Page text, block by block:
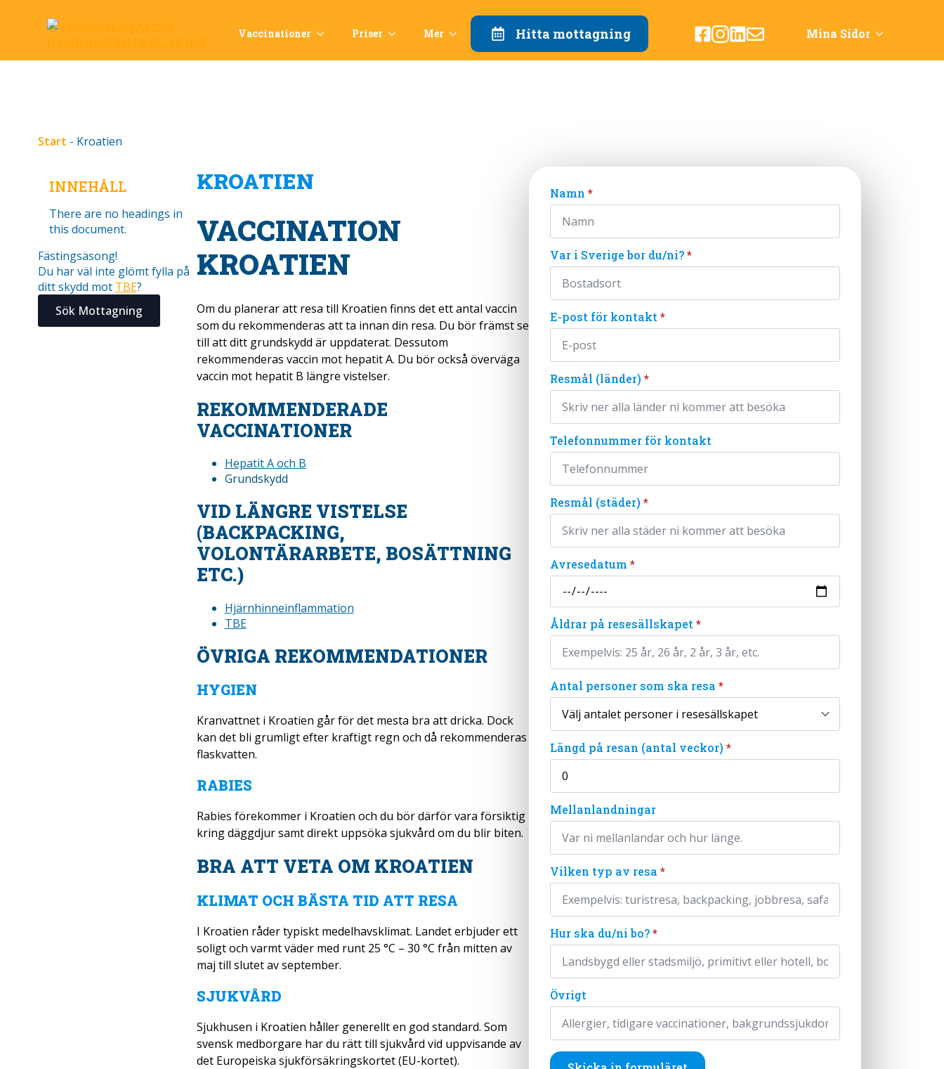
Vaccinationer Priser Mer Hitta mottagning Mina Sidor
Start - Kroatien
INNEHÅLL
There are no headings in
this document.
Fästingsäsong!
Du har väl inte glömt fylla på
ditt skydd mot TBE?
Sök Mottagning
KROATIEN
VACCINATION
KROATIEN
Om du planerar att resa till Kroatien finns det ett antal vaccin
som du rekommenderas att ta innan din resa. Du bör främst se
till att ditt grundskydd är uppdaterat. Dessutom
rekommenderas vaccin mot hepatit A. Du bör också överväga
vaccin mot hepatit B längre vistelser.
REKOMMENDERADE
VACCINATIONER
Hepatit A och B
Grundskydd
VID LÄNGRE VISTELSE
(BACKPACKING,
VOLONTÄRARBETE, BOSÄTTNING
ETC.)
Hjärnhinneinflammation
TBE
ÖVRIGA REKOMMENDATIONER
HYGIEN
Kranvattnet i Kroatien går för det mesta bra att dricka. Dock
kan det bli grumligt efter kraftigt regn och då rekommenderas
flaskvatten.
RABIES
Rabies förekommer i Kroatien och du bör därför vara försiktig
kring däggdjur samt direkt uppsöka sjukvård om du blir biten.
BRA ATT VETA OM KROATIEN
KLIMAT OCH BÄSTA TID ATT RESA
I Kroatien råder typiskt medelhavsklimat. Landet erbjuder ett
soligt och varmt väder med runt 25 °C – 30 °C från mitten av
maj till slutet av september.
SJUKVÅRD
Sjukhusen i Kroatien håller generellt en god standard. Som
svensk medborgare har du rätt till sjukvård vid uppvisande av
det Europeiska sjukförsäkringskortet (EU-kortet).
Namn *
Var i Sverige bor du/ni?*
E-post för kontakt *
Resmål (länder) *
Telefonnummer för kontakt
Resmål (städer) *
Avresedatum *
Åldrar på resesällskapet *
Antal personer som ska resa *
Längd på resan (antal veckor) *
Mellanlandningar
Vilken typ av resa *
Hur ska du/ni bo?*
Övrigt